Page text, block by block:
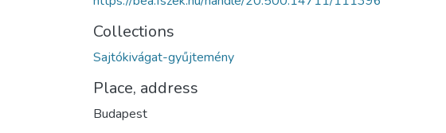
Collections
Sajtókivágat-gyűjtemény
Place, address
Budapest